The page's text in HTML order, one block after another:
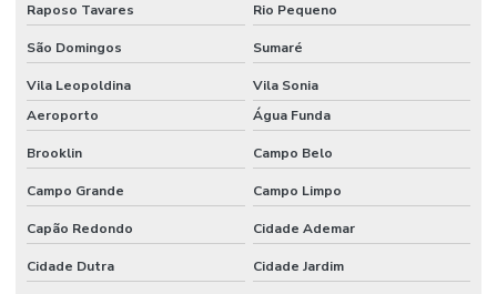
Raposo Tavares Rio Pequeno
São Domingos Sumaré
Vila Leopoldina
Vila Sonia
Aeroporto
Água Funda
Brooklin Campo Belo
Campo Grande Campo Limpo
Capão Redondo Cidade Ademar
Cidade Dutra Cidade Jardim